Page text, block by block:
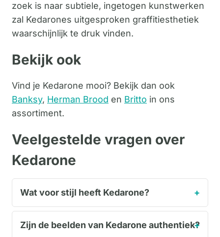
zoek is naar subtiele, ingetogen kunstwerken
zal Kedarones uitgesproken graffitiesthetiek
waarschijnlijk te druk vinden.
Bekijk ook
Vind je Kedarone mooi? Bekijk dan ook
Banksy, Herman Brood en Britto in ons
assortiment.
Veelgestelde vragen over
Kedarone
Wat voor stijl heeft Kedarone?
Zijn de beelden van Kedarone authentiek?